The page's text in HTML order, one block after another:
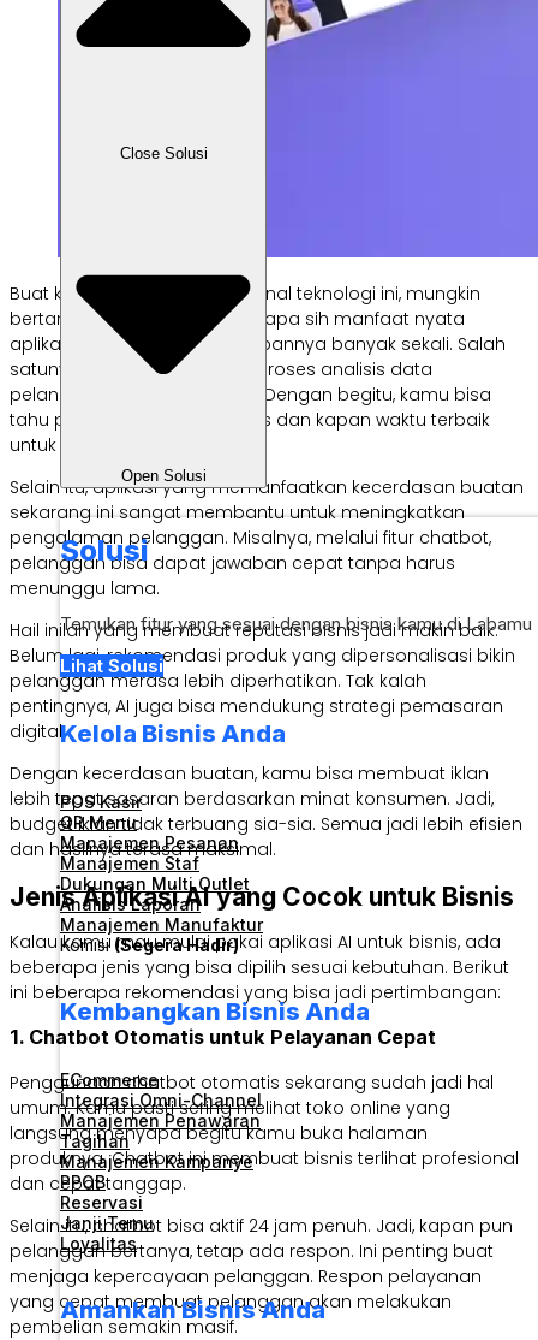
Close Solusi
Open Solusi
Solusi
Temukan fitur yang sesuai dengan bisnis kamu di Labamu
Lihat Solusi
Kelola Bisnis Anda
POS Kasir
QR Menu
Manajemen Pesanan
Manajemen Staf
Dukungan Multi Outlet
Analisis Laporan
Manajemen Manufaktur
Komisi (Segera Hadir)
Kembangkan Bisnis Anda
ECommerce
Integrasi Omni-Channel
Manajemen Penawaran
Tagihan
Manajemen Kampanye
PPOB
Reservasi
Janji Temu
Loyalitas
Amankan Bisnis Anda
Buat kamu yang baru mengenal teknologi ini, mungkin
bertanya-tanya, sebenarnya apa sih manfaat nyata
aplikasi AI untuk bisnis? Jawabannya banyak sekali. Salah
satunya adalah membantu proses analisis data
pelanggan secara otomatis. Dengan begitu, kamu bisa
tahu produk mana paling laris dan kapan waktu terbaik
untuk promosi.
Selain itu, aplikasi yang memanfaatkan kecerdasan buatan
sekarang ini sangat membantu untuk meningkatkan
pengalaman pelanggan. Misalnya, melalui fitur chatbot,
pelanggan bisa dapat jawaban cepat tanpa harus
menunggu lama.
Hail inilah yang membuat reputasi bisnis jadi makin baik.
Belum lagi, rekomendasi produk yang dipersonalisasi bikin
pelanggan merasa lebih diperhatikan. Tak kalah
pentingnya, AI juga bisa mendukung strategi pemasaran
digital.
Dengan kecerdasan buatan, kamu bisa membuat iklan
lebih tepat sasaran berdasarkan minat konsumen. Jadi,
budget iklan tidak terbuang sia-sia. Semua jadi lebih efisien
dan hasilnya terasa maksimal.
Jenis Aplikasi AI yang Cocok untuk Bisnis
Kalau kamu mau mulai pakai aplikasi AI untuk bisnis, ada
beberapa jenis yang bisa dipilih sesuai kebutuhan. Berikut
ini beberapa rekomendasi yang bisa jadi pertimbangan:
1. Chatbot Otomatis untuk Pelayanan Cepat
Penggunaan chatbot otomatis sekarang sudah jadi hal
umum. Kamu pasti sering melihat toko online yang
langsung menyapa begitu kamu buka halaman
produknya. Chatbot ini membuat bisnis terlihat profesional
dan cepat tanggap.
Selain itu, chatbot bisa aktif 24 jam penuh. Jadi, kapan pun
pelanggan bertanya, tetap ada respon. Ini penting buat
menjaga kepercayaan pelanggan. Respon pelayanan
yang cepat membuat pelanggan akan melakukan
pembelian semakin masif.